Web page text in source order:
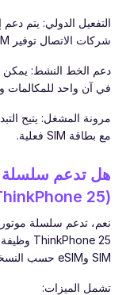
شركات الاتصال توفير SIM الرقمية.
في آن واحد للمكالمات
مرونة المشغل: يتيح
مع بطاقة SIM فعلية.
(ThinkPhone 25)
SIM وeSIM حسب النسخة الإقليمية.
تشمل الميزات: